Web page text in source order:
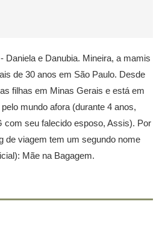
Daniela e Danubia. Mineira, a mamis
de 30 anos em São Paulo. Desde
filhas em Minas Gerais e está em
mundo afora (durante 4 anos,
com seu falecido esposo, Assis). Por
de viagem tem um segundo nome
Mãe na Bagagem.